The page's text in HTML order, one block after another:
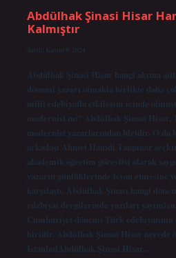
Abdülhak Şinasi Hisar
Kalmıştır
Tarih: Kasım 9, 2024
Abdülhak Şinasi Hisar hangi akıma
dönemi yazarı olmakla birlikte daha
millî edebiyatla etkileşim içinde
modernist mi? Abdülhak Şinasi Hisar,
modernist yazarlarından biridir. O da
arkadaşı Ahmet Hamdi Tanpınar
akademik öğretim görevlisi olarak
yazarın günlüklerinde isyan etmesine
karşılaştı. Abdülhak Şinası hangi
edebiyat dergilerinde yazıları
Cumhuriyet dönemi Türk
biridir. Abdülhak Şinasi Hisar nerede
İstanbulAbdülhak Şinasi Hisar…